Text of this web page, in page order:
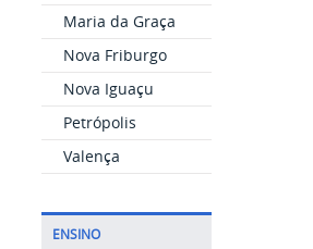
Maria da Graça
Nova Friburgo
Nova Iguaçu
Petrópolis
Valença
ENSINO